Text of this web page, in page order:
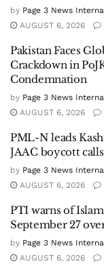
by Page 3 News
AUGUST 6, 2026
Pakistan Faces
Crackdown in
Condemnation
by Page 3 News
AUGUST 6, 2026
PML-N leads
JAAC boycott
by Page 3 News
AUGUST 6, 2026
PTI warns of
September 27
by Page 3 News
AUGUST 6, 2026